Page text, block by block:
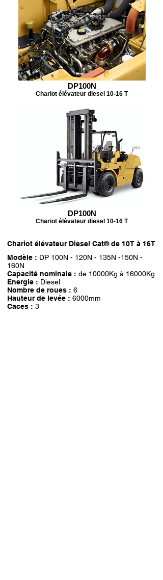
DP100N
Chariot élévateur diesel 10-16 T
DP100N
Chariot élévateur diesel 10-16 T
Chariot élévateur Diesel Cat® de 10T à 16T
Modèle : DP 100N - 120N - 135N -150N -
160N
Capacité nominale : de 10000Kg à 16000Kg
Energie : Diesel
Nombre de roues : 6
Hauteur de levée : 6000mm
Caces : 3